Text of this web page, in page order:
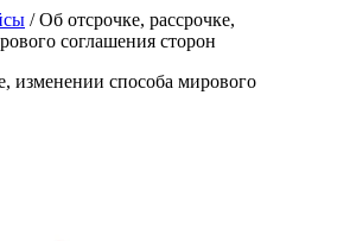
/Об отсрочке, рассрочке,
соглашения сторон
изменении способа мирового